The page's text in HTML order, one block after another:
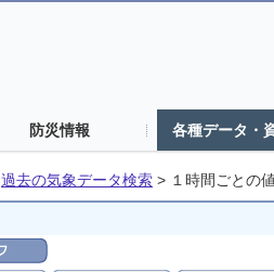
防災情報 各種データ・
過去の気象データ検索 > １時間ごとの